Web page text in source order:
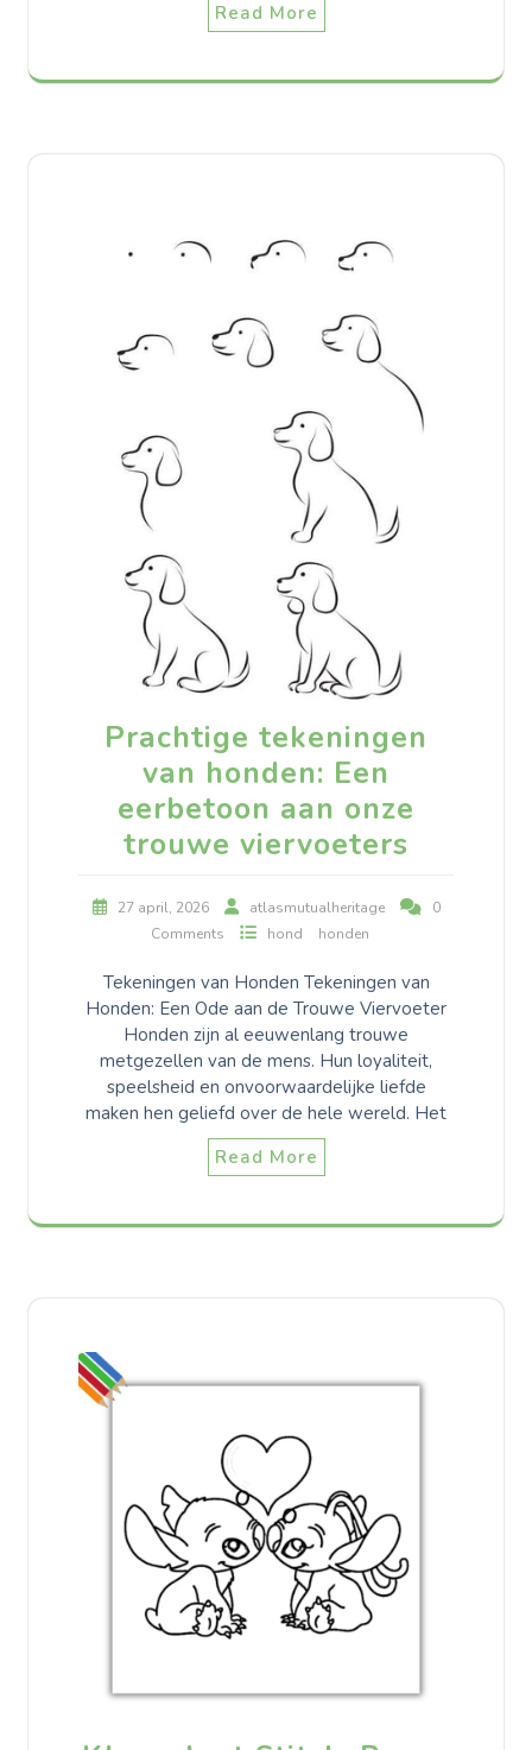
Read More
Prachtige tekeningen
van honden: Een
eerbetoon aan onze
trouwe viervoeters
27 april, 2026 atlasmutualheritage
0
Comments
hond honden
Tekeningen van Honden Tekeningen van
Honden: Een Ode aan de Trouwe Viervoeter
Honden zijn al eeuwenlang trouwe
metgezellen van de mens. Hun loyaliteit,
speelsheid en onvoorwaardelijke liefde
maken hen geliefd over de hele wereld. Het
Read More